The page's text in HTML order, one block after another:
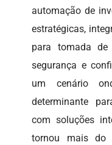
automação de
estratégicas,
para tomada de
segurança e
um cenário
determinante
com soluções
tornou mais do